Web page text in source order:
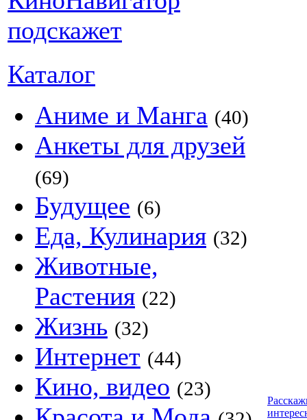
Каталог
Аниме и Манга (40)
Анкеты для друзей
(69)
Будущее (6)
Еда, Кулинария (32)
Животные,
Растения (22)
Жизнь (32)
Интернет (44)
Кино, видео (23)